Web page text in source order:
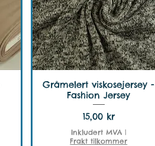
Gråmelert viskosejersey -
Fashion Jersey
Pris
15,00 kr
Inkludert MVA |
Frakt tilkommer